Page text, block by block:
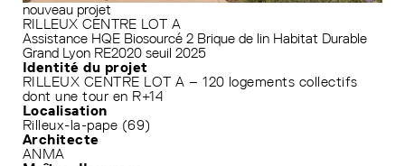
nouveau projet
RILLEUX CENTRE LOT A
Assistance HQE Biosourcé 2 Brique de lin Habitat Durable
Grand Lyon RE2020 seuil 2025
Identité du projet
RILLEUX CENTRE LOT A – 120 logements collectifs
dont une tour en R+14
Localisation
Rilleux-la-pape (69)
Architecte
ANMA